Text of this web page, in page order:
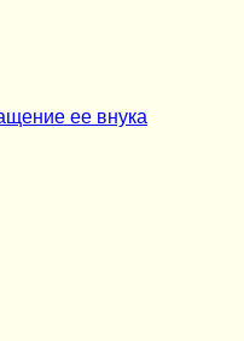
ее внука